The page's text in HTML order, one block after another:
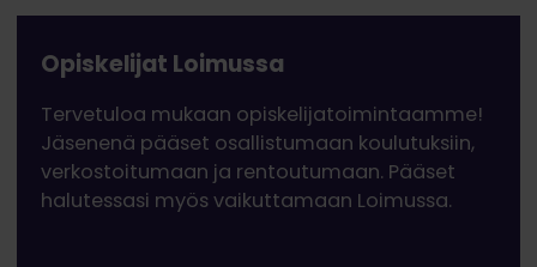
Opiskelijat Loimussa
Tervetuloa mukaan opiskelijatoimintaamme!
Jäsenenä pääset osallistumaan koulutuksiin,
verkostoitumaan ja rentoutumaan. Pääset
halutessasi myös vaikuttamaan Loimussa.